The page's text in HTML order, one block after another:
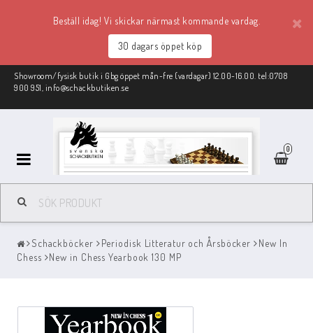
Beställ idag! Vi skickar närmast kommande vardag.
30 dagars öppet köp
Showroom/fysisk butik i Gbg öppet mån-fre (vardagar) 12.00-16.00. tel:0708
900 951, info@schackbutiken.se
0
Schackmaterial
REA
Schackböcker
Schackböcker Periodisk Litteratur och Årsböcker
New In
Chess
New in Chess Yearbook 130 MP